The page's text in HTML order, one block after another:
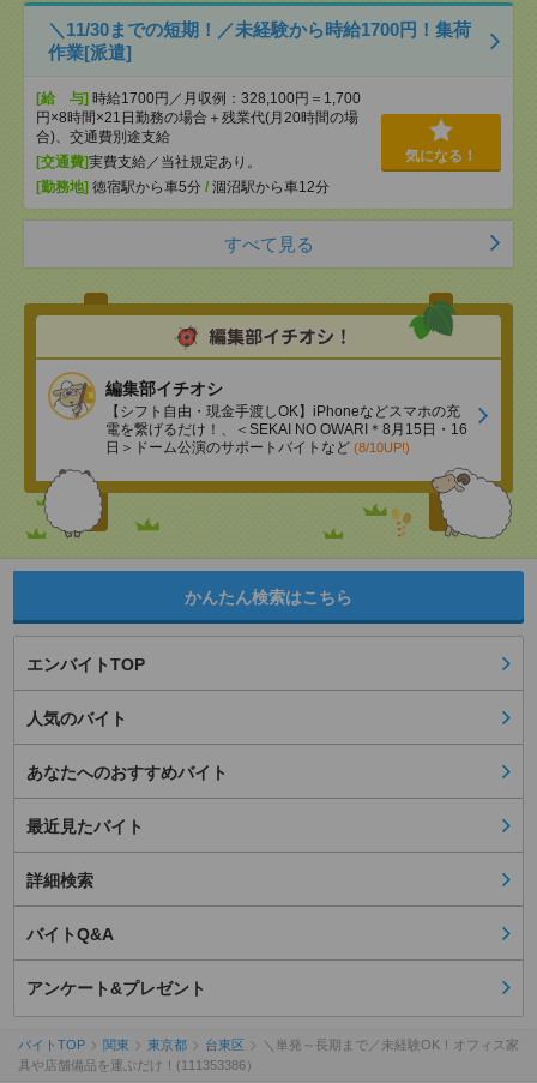
＼11/30までの短期！／未経験から時給1700円！集荷
作業[派遣]
[給 与] 時給1700円／月収例：328,100円＝1,700
円×8時間×21日勤務の場合＋残業代(月20時間の場
合)、交通費別途支給
[交通費]実費支給／当社規定あり。
[勤務地] 徳宿駅から車5分 / 涸沼駅から車12分
気になる！
すべて見る
編集部イチオシ
【シフト自由・現金手渡しOK】iPhoneなどスマホの充
電を繋げるだけ！、＜SEKAI NO OWARI＊8月15日・16
日＞ドーム公演のサポートバイトなど (8/10UP!)
かんたん検索はこちら
エンバイトTOP
人気のバイト
あなたへのおすすめバイト
最近見たバイト
詳細検索
バイトQ&A
アンケート&プレゼント
バイトTOP 関東 東京都 台東区
＼単発～長期まで／未経験OK！オフィス家
具や店舗備品を運ぶだけ！(111353386）